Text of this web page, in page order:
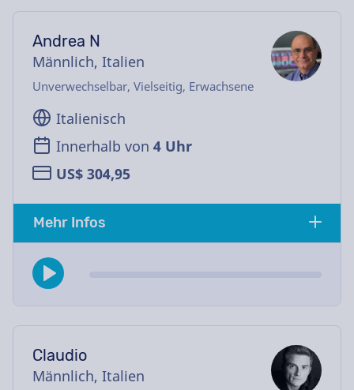
Andrea N
Männlich, Italien
Unverwechselbar, Vielseitig, Erwachsene
Italienisch
Innerhalb von 4 Uhr
US$ 304,95
Mehr Infos
Claudio
Männlich, Italien